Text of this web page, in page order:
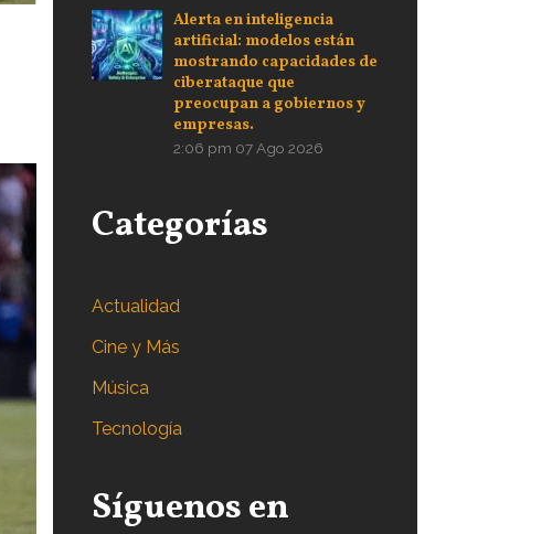
Alerta en inteligencia
artificial: modelos están
mostrando capacidades de
ciberataque que
preocupan a gobiernos y
empresas.
2:06 pm 07 Ago 2026
Categorías
Actualidad
Cine y Más
Música
Tecnología
Síguenos en